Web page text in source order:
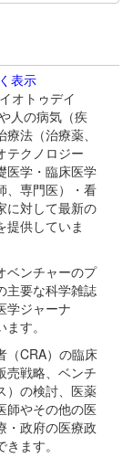
表示
オトゥデイ
人の病気（疾
法（治療薬、
テクノロジー
医学・臨床医学
、専門医）・看
に対して最新の
提供していま
ベンチャーのプ
主要な科学雑誌
学ジャーナ
す。
（CRA）の臨床
売戦略、ベンチ
）の検討、医薬
師やその他の医
・政府の医療政
ます。